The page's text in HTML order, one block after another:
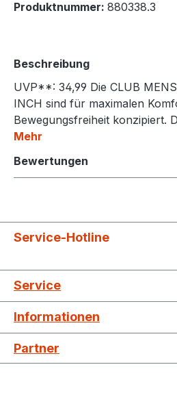
Produktnummer: 880338.3
Beschreibung
UVP**: 34,99 Die CLUB
INCH sind für maximalen
Bewegungsfreiheit konzipiert.
Mehr
Bewertungen
Service-Hotline
Service
Informationen
Partner